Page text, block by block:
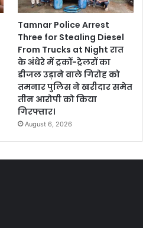
Tamnar Police Arrest
Three for Stealing Diesel
From Trucks at Night रात
के अंधेरे में ट्रकों-ट्रेलरों का
डीजल उड़ाने वाले गिरोह को
तमनार पुलिस ने खरीदार समेत
तीन आरोपी को किया
गिरफ्तार।
August 6, 2026